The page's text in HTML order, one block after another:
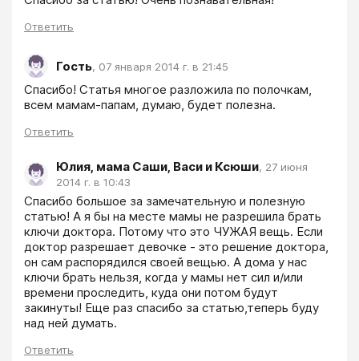
Ответить
Гость, 07 января 2014 г. в 21:45
Спасибо! Статья многое разложила по полочкам,
всем мамам-папам, думаю, будет полезна.
Ответить
Юлия, мама Саши, Васи и Ксюши, 27 июня
2014 г. в 10:43
Спасибо большое за замечательную и полезную
статью! А я бы на месте мамы не разрешила брать
ключи доктора. Потому что это ЧУЖАЯ вещь. Если
доктор разрешает девочке - это решение доктора,
он сам распорядился своей вещью. А дома у нас
ключи брать нельзя, когда у мамы нет сил и/или
времени проследить, куда они потом будут
закинуты! Еще раз спасибо за статью,теперь буду
над ней думать.
Ответить